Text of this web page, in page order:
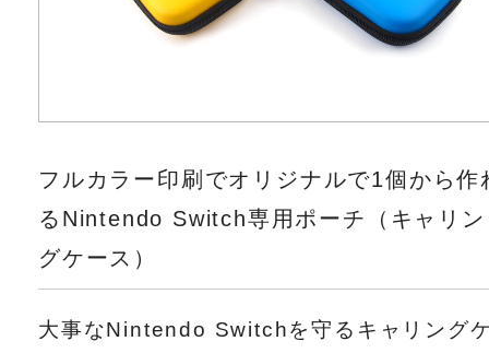
フルカラー印刷でオリジナルで1個から作
るNintendo Switch専用ポーチ（キャリン
グケース）
大事なNintendo Switchを守るキャリング